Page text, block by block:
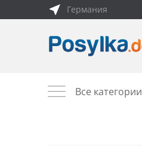
Германия
Все категории